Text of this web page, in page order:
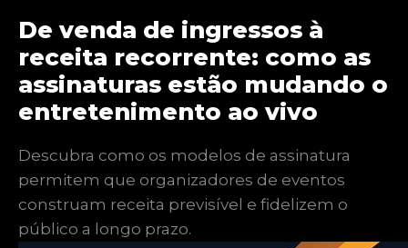
De venda de ingressos à
receita recorrente: como as
assinaturas estão mudando o
entretenimento ao vivo
Descubra como os modelos de assinatura
permitem que organizadores de eventos
construam receita previsível e fidelizem o
público a longo prazo.